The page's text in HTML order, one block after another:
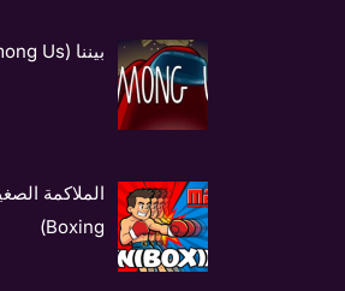
بيننا (Among Us)
Boxing)